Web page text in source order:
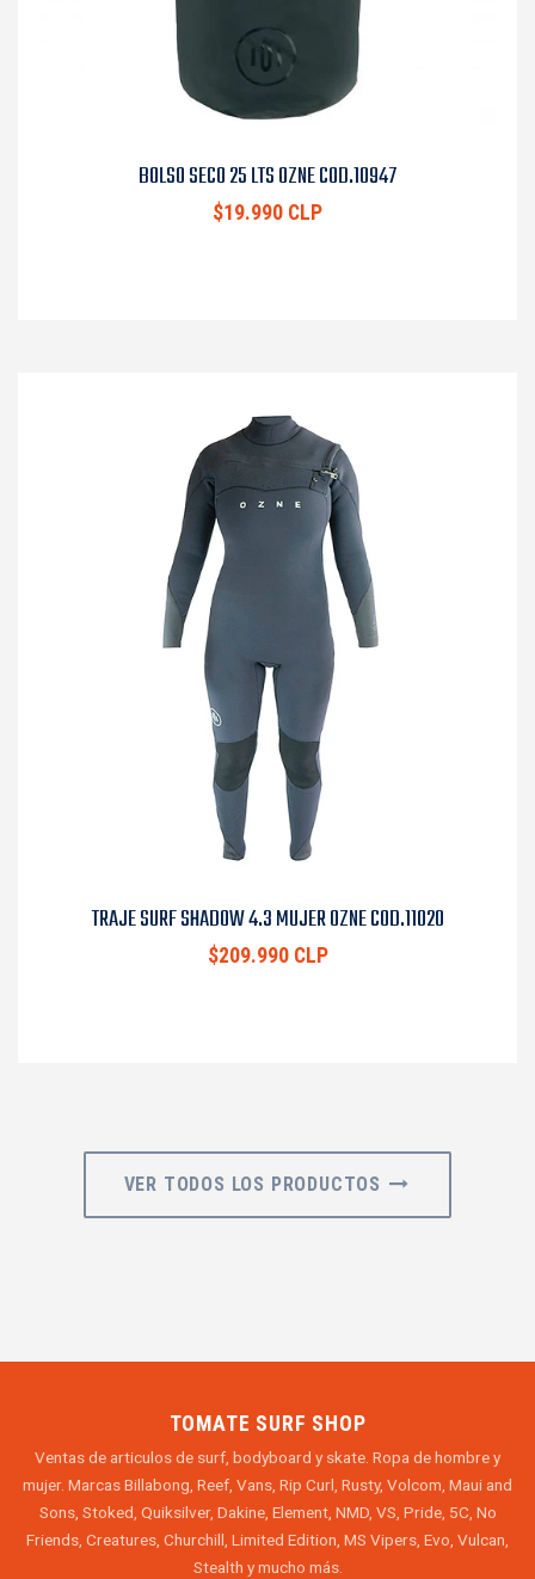
BOLSO SECO 25 LTS OZNE COD.10947
$19.990 CLP
TRAJE SURF SHADOW 4.3 MUJER OZNE COD.11020
$209.990 CLP
VER TODOS LOS PRODUCTOS
TOMATE SURF SHOP
Ventas de articulos de surf, bodyboard y skate. Ropa de hombre y
mujer. Marcas Billabong, Reef, Vans, Rip Curl, Rusty, Volcom, Maui and
Sons, Stoked, Quiksilver, Dakine, Element, NMD, VS, Pride, 5C, No
Friends, Creatures, Churchill, Limited Edition, MS Vipers, Evo, Vulcan,
Stealth y mucho más.